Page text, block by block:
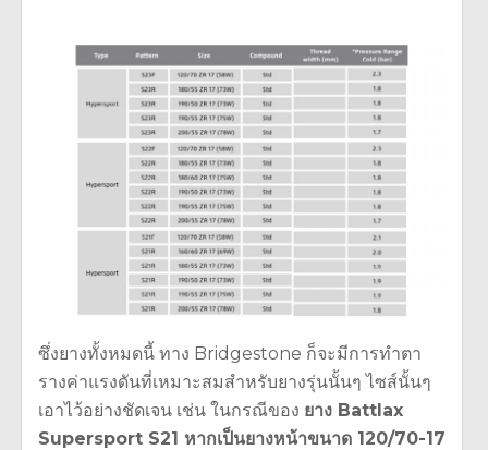
ซึ่งยางทั้งหมดนี้ ทาง Bridgestone ก็จะมีการทำตา
รางค่าแรงดันที่เหมาะสมสำหรับยางรุ่นนั้นๆ ไซส์นั้นๆ
เอาไว้อย่างชัดเจน เช่น ในกรณีของ ยาง Battlax
Supersport S21 หากเป็นยางหน้าขนาด 120/70-17